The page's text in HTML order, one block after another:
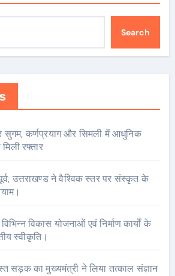
Search
सुगम, कर्णप्रयाग और सिमली में आधुनिक
रफ्तार
उत्तराखण्ड ने वैश्विक स्तर पर संस्कृत के
विकास योजनाओं एवं निर्माण कार्यों के
स्वीकृति।
सड़क का मुख्यमंत्री ने लिया तत्काल संज्ञान